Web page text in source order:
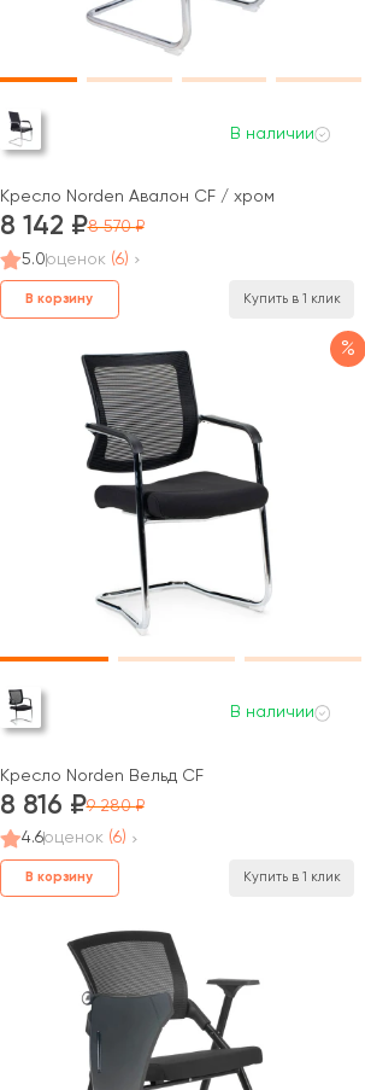
В наличии
Кресло Norden Авалон CF / хром
8 142
8 570
5.0оценок (6)
В корзину Купить в 1 клик
%
В наличии
Кресло Norden Вельд CF
8 816
9 280
4.6оценок (6)
В корзину Купить в 1 клик